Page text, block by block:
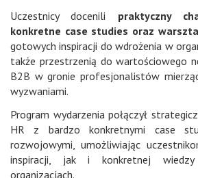
Uczestnicy docenili praktyczny
konkretne case studies oraz
gotowych inspiracji do wdrożenia w
także przestrzenią do wartościowego
B2B w gronie profesjonalistów
wyzwaniami.
Program wydarzenia połączył
HR z bardzo konkretnymi case
rozwojowymi, umożliwiając
inspiracji, jak i konkretnej
organizacjach.